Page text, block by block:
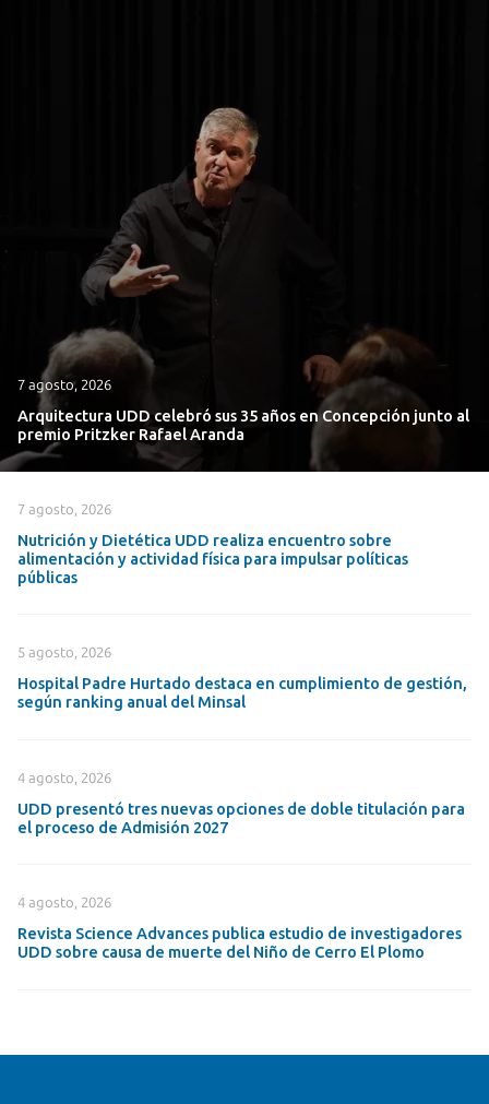
7 agosto, 2026
Arquitectura UDD celebró sus 35 años en Concepción junto al
premio Pritzker Rafael Aranda
7 agosto, 2026
Nutrición y Dietética UDD realiza encuentro sobre
alimentación y actividad física para impulsar políticas
públicas
5 agosto, 2026
Hospital Padre Hurtado destaca en cumplimiento de gestión,
según ranking anual del Minsal
4 agosto, 2026
UDD presentó tres nuevas opciones de doble titulación para
el proceso de Admisión 2027
4 agosto, 2026
Revista Science Advances publica estudio de investigadores
UDD sobre causa de muerte del Niño de Cerro El Plomo